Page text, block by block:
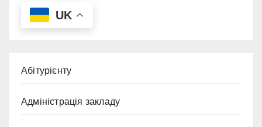
UK
Абітурієнту
Адміністрація закладу